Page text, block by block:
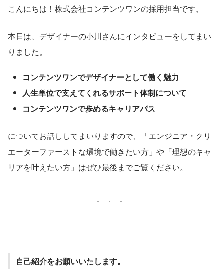
こんにちは！株式会社コンテンツワンの採用担当です。
本日は、デザイナーの小川さんにインタビューをしてまい
りました。
コンテンツワンでデザイナーとして働く魅力
人生単位で支えてくれるサポート体制について
コンテンツワンで歩めるキャリアパス
についてお話ししてまいりますので、「エンジニア・クリ
エーターファーストな環境で働きたい方」や「理想のキャ
リアを叶えたい方」はぜひ最後までご覧ください。
自己紹介をお願いいたします。